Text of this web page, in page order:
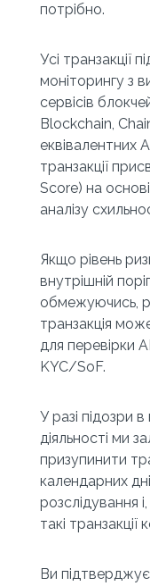
потрібно.
Усі транзакції
моніторингу з
сервісів
Blockchain,
еквівалентних
транзакції
Score) на
аналізу
Якщо рівень
внутрішній
обмежуючись,
транзакція
для перевірки
KYC/SoF.
У разі підозри
діяльності ми
призупинити
календарних
розслідування
такі
Ви